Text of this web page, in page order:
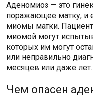
Аденомиоз — это
поражающее матку, и
миомы матки.
миомой могут
которых им могут
или неправильно
месяцев или даже лет.
Чем опасен